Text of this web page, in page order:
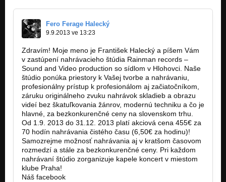
Fero Ferage Halecký
9.9.2013 ve 13:23
Zdravím! Moje meno je František Halecký a píšem Vám
v zastúpení nahrávacieho štúdia Rainman records –
Sound and Video production so sídlom v Hlohovci. Naše
štúdio ponúka priestory k Vašej tvorbe a nahrávaniu,
profesionálny prístup k profesionálom aj začiatočníkom,
záruku originálneho zvuku nahrávok skladieb a obrazu
videí bez škatuľkovania žánrov, modernú techniku a čo je
hlavné, za bezkonkurenčné ceny na slovenskom trhu.
Od 1.9. 2013 do 31.12. 2013 platí akciová cena 455€ za
70 hodín nahrávania čistého času (6,50€ za hodinu)!
Samozrejme možnosť nahrávania aj v kratšom časovom
rozmedzí a stále za bezkonkurenčné ceny. Pri každom
nahrávaní štúdio zorganizuje kapele koncert v miestom
klube Praha!
Náš facebook